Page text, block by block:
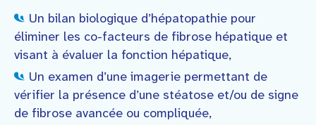
Un bilan biologique d’hépatopathie pour
éliminer les co-facteurs de fibrose hépatique et
visant à évaluer la fonction hépatique,
Un examen d’une imagerie permettant de
vérifier la présence d’une stéatose et/ou de signe
de fibrose avancée ou compliquée,